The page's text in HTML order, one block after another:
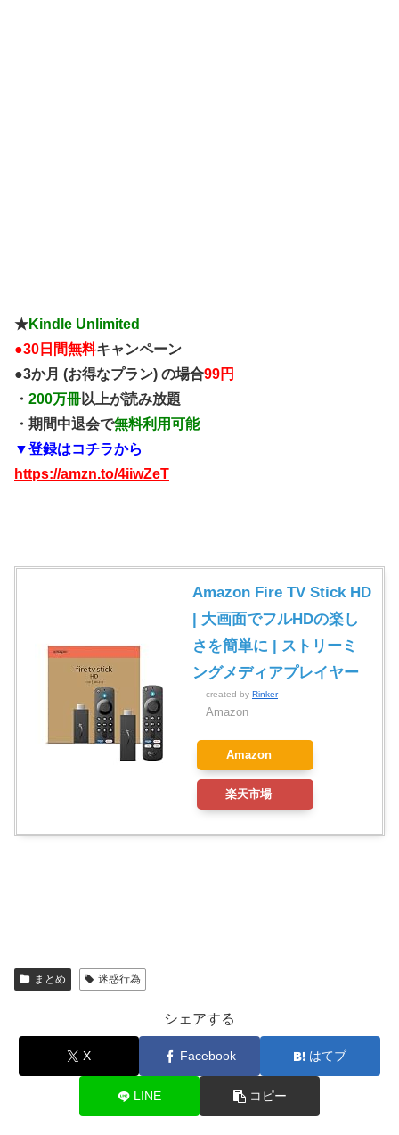
★Kindle Unlimited
●30日間無料キャンペーン
●3か月 (お得なプラン) の場合99円
・ 200万冊以上が読み放題
・期間中退会で無料利用可能
▼登録はコチラから
https://amzn.to/4iiwZeT
Amazon Fire TV Stick HD
| 大画面でフルHDの楽し
さを簡単に | ストリーミ
ングメディアプレイヤー
created by Rinker
Amazon
Amazon
楽天市場
まとめ 迷惑行為
シェアする
X Facebook はてブ
LINE コピー